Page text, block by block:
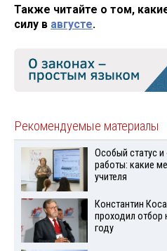
Также читайте о том,
силу в августе.
Рекомендуемые материалы
Особый статус и
работы: какие
учителя
Константин
проходил отбор
году